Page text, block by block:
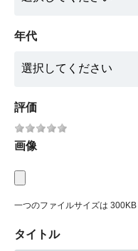
年代
評価
画像
一つのファイルサイズは 300KB
タイトル